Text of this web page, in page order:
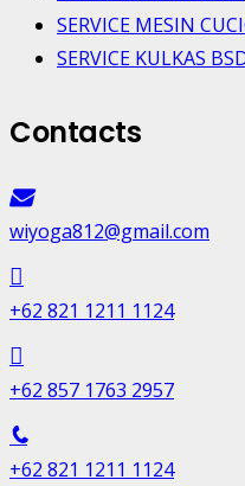
SERVICE MESIN
SERVICE KULKAS
Contacts
wiyoga812@gmail.com
+62 821 1211 1124
+62 857 1763 2957
+62 821 1211 1124